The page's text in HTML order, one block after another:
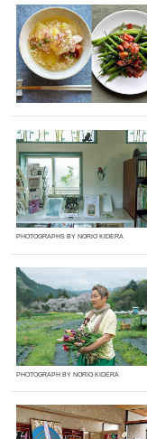
PHOTOGRAPHS BY NORIO KIDERA
PHOTOGRAPH BY NORIO KIDERA